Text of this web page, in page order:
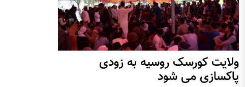
ولایت کورسک روسیه به زودی
پاکسازی می شود